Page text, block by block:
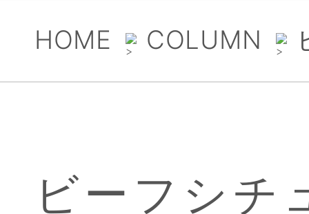
HOME COLUMN
ビーフシチ